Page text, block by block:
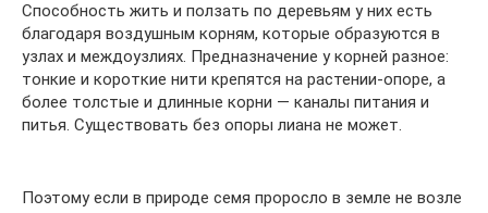
Способность жить и ползать по деревьям у них есть
благодаря воздушным корням, которые образуются в
узлах и междоузлиях. Предназначение у корней разное:
тонкие и короткие нити крепятся на растении-опоре, а
более толстые и длинные корни — каналы питания и
питья. Существовать без опоры лиана не может.
Поэтому если в природе семя проросло в земле не возле